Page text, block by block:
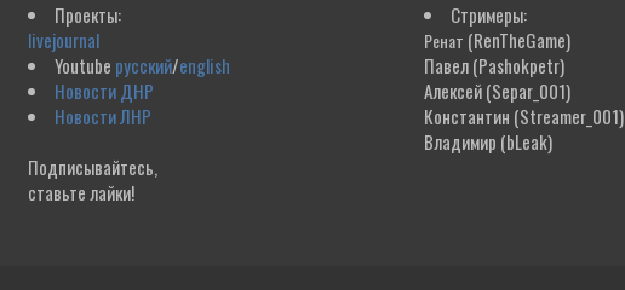
Проекты:
livejournal
Youtube русский/english
Новости ДНР
Новости ЛНР
Подписывайтесь,
ставьте лайки!
Стримеры:
Ренат (RenTheGame)
Павел(Pashokpetr)
Алексей(Separ_001)
Константин (Streamer_001)
Владимир (bLeak)